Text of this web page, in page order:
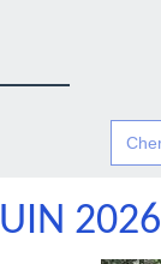
2026